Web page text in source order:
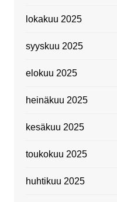
lokakuu 2025
syyskuu 2025
elokuu 2025
heinäkuu 2025
kesäkuu 2025
toukokuu 2025
huhtikuu 2025